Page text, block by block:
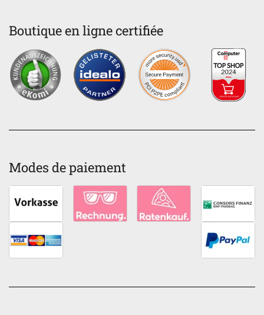
Boutique en ligne certifiée
Modes de paiement